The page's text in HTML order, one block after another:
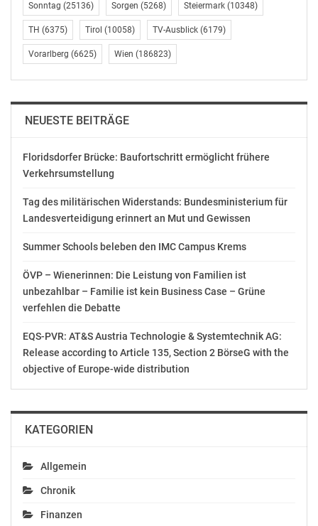
Hengtong High Voltage hat seit seiner Gründung einer
Reihe von Programmen der Forschung und Entwicklung
für Seestromkabelsysteme und
Seekommunikationskabelsysteme implementiert. Zu
seinen Produkten zählen heute integrierte Lösungen
Strategie seine Präsenz auf mehreren ausländischen
Märkten ausgebaut. Beispielsweise lieferte das
Unternehmen im Jahr 2016 mehr als 200 km
vergossenes Glasfaserkabel (220 kV) für ein einzelnes
Hengtong High Voltage den Zuschlag bei einer Reihe
wichtiger nationaler Projekte erhalten, darunter in
Ägypten, der Türkei, Thailand, Malaysia, Sri Lanka und
Venezuela.
Informationen zu Hengtong High Voltage
Hengtong High Voltage wurde 2009 gegründet und ist
ein Bereich der Hengtong Optic-Electric. Hengtong High
bietet integrierte Lösungen im Bereich der
Herstellung von Hochspannungskabeln, Seekabeln,
vergossenen Glasfaserkabeln, See-Glasfaserkabeln und
Sonntag (25136) Sorgen (5268) Steiermark (10348)
TH (6375) Tirol (10058) TV-Ausblick (6179)
Vorarlberg (6625) Wien (186823)
NEUESTE BEITRÄGE
Floridsdorfer Brücke: Baufortschritt ermöglicht frühere
Verkehrsumstellung
Tag des militärischen Widerstands: Bundesministerium für
Landesverteidigung erinnert an Mut und Gewissen
Summer Schools beleben den IMC Campus Krems
ÖVP – Wienerinnen: Die Leistung von Familien ist
unbezahlbar – Familie ist kein Business Case – Grüne
verfehlen die Debatte
EQS-PVR: AT&S Austria Technologie & Systemtechnik AG:
Release according to Article 135, Section 2 BörseG with the
objective of Europe-wide distribution
KATEGORIEN
Allgemein
Chronik
Finanzen